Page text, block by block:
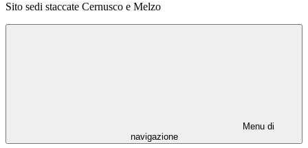
Sito sedi staccate Cernusco e Melzo
Menu di
navigazione